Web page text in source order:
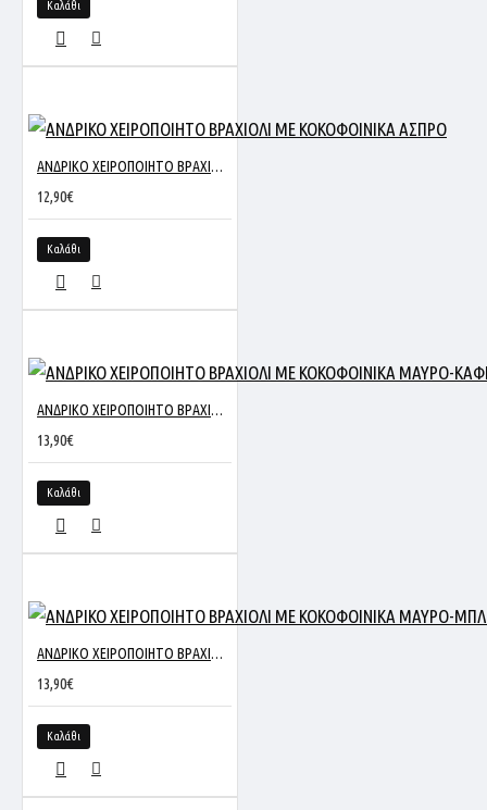
Καλάθι
ΑΝΔΡΙΚΟ ΧΕΙΡΟΠΟΙΗΤΟ ΒΡΑΧΙΟΛΙ ΜΕ ΚΟΚΟΦΟΙΝΙΚΑ ΑΣΠΡΟ
12,90€
Καλάθι
ΑΝΔΡΙΚΟ ΧΕΙΡΟΠΟΙΗΤΟ ΒΡΑΧΙΟΛΙ ΜΕ ΚΟΚΟΦΟΙΝΙΚΑ ΜΑΥΡΟ-ΚΑΦΕ
13,90€
Καλάθι
ΑΝΔΡΙΚΟ ΧΕΙΡΟΠΟΙΗΤΟ ΒΡΑΧΙΟΛΙ ΜΕ ΚΟΚΟΦΟΙΝΙΚΑ ΜΑΥΡΟ-ΜΠΛΕ
13,90€
Καλάθι